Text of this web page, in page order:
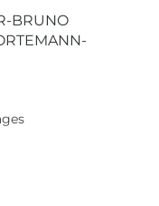
BRUNO